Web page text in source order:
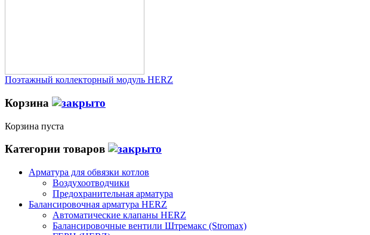
Поэтажный коллекторный модуль HERZ
Корзина
Корзина пуста
Категории товаров
Арматура для обвязки котлов
Воздухоотводчики
Предохранительная арматура
Балансировочная арматура HERZ
Автоматические клапаны HERZ
Балансировочные вентили Штремакс (Stromax)